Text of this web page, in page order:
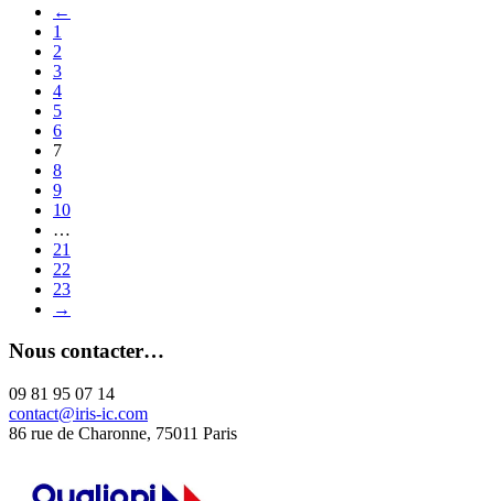
←
1
2
3
4
5
6
7
8
9
10
…
21
22
23
→
Nous contacter…
09 81 95 07 14
contact@iris-ic.com
86 rue de Charonne, 75011 Paris